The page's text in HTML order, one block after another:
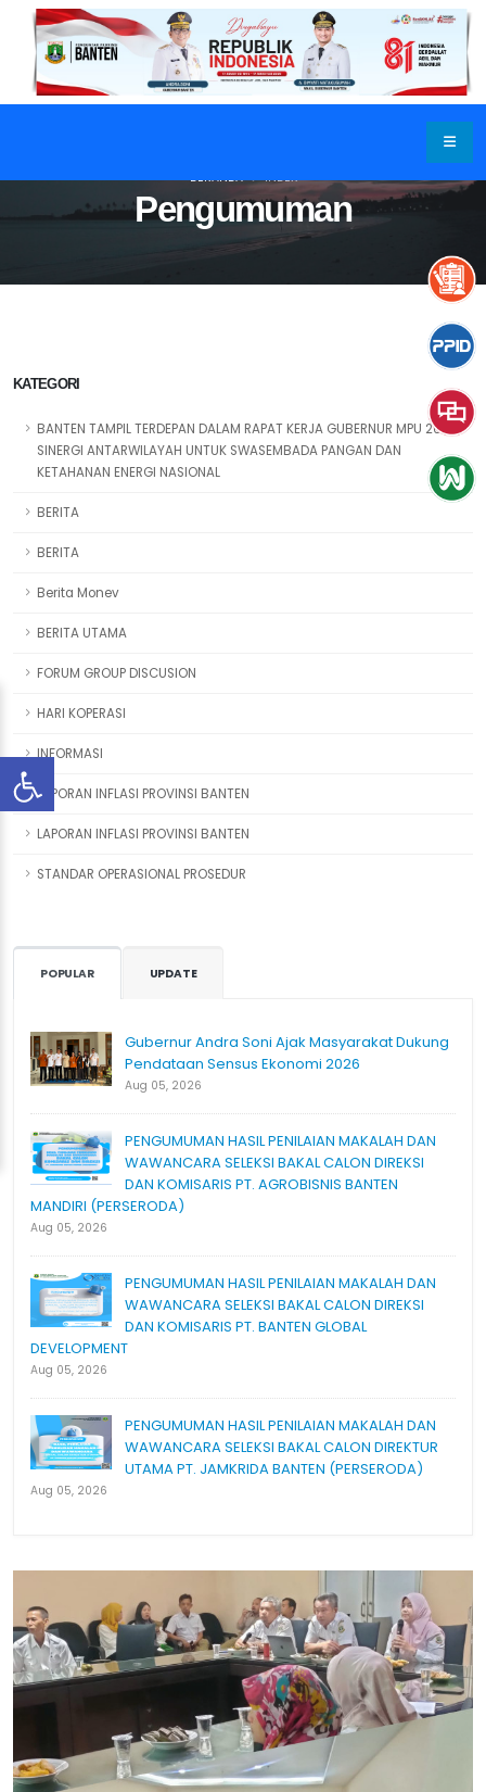
Pengumuman
BERANDA INDEX
KATEGORI
BANTEN TAMPIL TERDEPAN DALAM RAPAT KERJA GUBERNUR MPU 2026:
SINERGI ANTARWILAYAH UNTUK SWASEMBADA PANGAN DAN
KETAHANAN ENERGI NASIONAL
BERITA
BERITA
Berita Monev
BERITA UTAMA
FORUM GROUP DISCUSION
HARI KOPERASI
INFORMASI
LAPORAN INFLASI PROVINSI BANTEN
LAPORAN INFLASI PROVINSI BANTEN
STANDAR OPERASIONAL PROSEDUR
POPULAR UPDATE
Gubernur Andra Soni Ajak Masyarakat Dukung
Pendataan Sensus Ekonomi 2026
Aug 05, 2026
PENGUMUMAN HASIL PENILAIAN MAKALAH DAN
WAWANCARA SELEKSI BAKAL CALON DIREKSI
DAN KOMISARIS PT. AGROBISNIS BANTEN
MANDIRI (PERSERODA)
Aug 05, 2026
PENGUMUMAN HASIL PENILAIAN MAKALAH DAN
WAWANCARA SELEKSI BAKAL CALON DIREKSI
DAN KOMISARIS PT. BANTEN GLOBAL
DEVELOPMENT
Aug 05, 2026
PENGUMUMAN HASIL PENILAIAN MAKALAH DAN
WAWANCARA SELEKSI BAKAL CALON DIREKTUR
UTAMA PT. JAMKRIDA BANTEN (PERSERODA)
Aug 05, 2026